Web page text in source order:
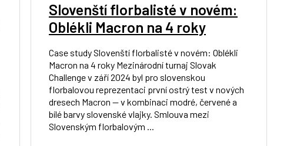
Slovenští florbalisté v novém:
Oblékli Macron na 4 roky
Case study Slovenští florbalisté v novém: Oblékli
Macron na 4 roky Mezinárodní turnaj Slovak
Challenge v září 2024 byl pro slovenskou
florbalovou reprezentaci první ostrý test v nových
dresech Macron — v kombinaci modré, červené a
bílé barvy slovenské vlajky. Smlouva mezi
Slovenským florbalovým ...